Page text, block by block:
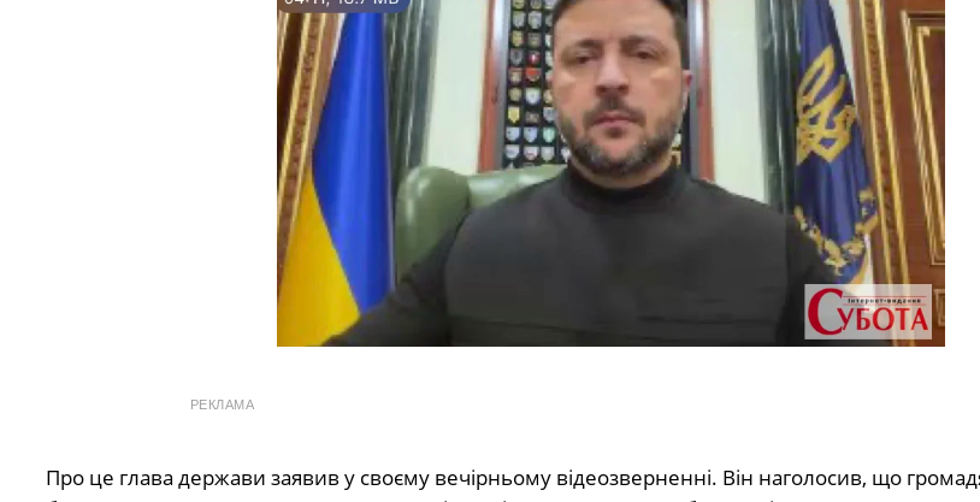
РЕКЛАМА
Про це глава держави заявив у своєму вечірньому відеозверненні. Він наголосив, що